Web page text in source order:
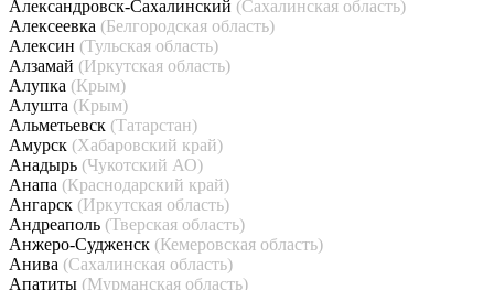
Александровск-Сахалинский (Сахалинская область)
Алексеевка (Белгородская область)
Алексин (Тульская область)
Алзамай (Иркутская область)
Алупка (Крым)
Алушта (Крым)
Альметьевск (Татарстан)
Амурск (Хабаровский край)
Анадырь (Чукотский АО)
Анапа (Краснодарский край)
Ангарск (Иркутская область)
Андреаполь (Тверская область)
Анжеро-Судженск (Кемеровская область)
Анива (Сахалинская область)
Апатиты (Мурманская область)